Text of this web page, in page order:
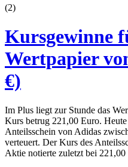
(2)
Kursgewinne
Wertpapier
€)
Im Plus liegt zur Stunde das
Kurs betrug 221,00 Euro.
Anteilsschein von Adidas
verteuert. Der Kurs des
Aktie notierte zuletzt bei 221,00